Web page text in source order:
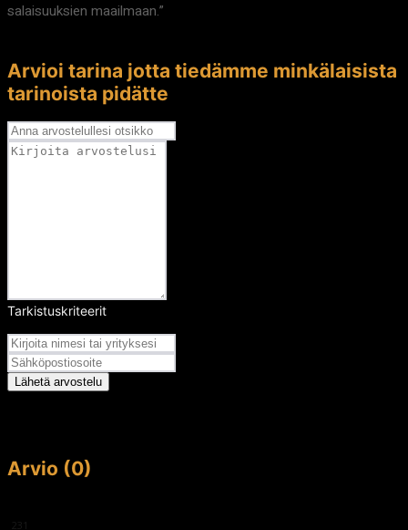
salaisuuksien maailmaan.”
Arvioi tarina jotta tiedämme minkälaisista
tarinoista pidätte
Tarkistuskriteerit
Lähetä arvostelu
Arvio (0)